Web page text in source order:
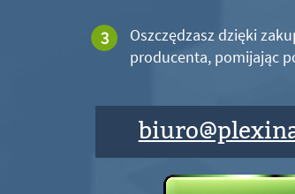
Oszczędzasz dzięki
producenta, pomijając